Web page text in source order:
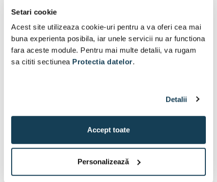
Setari cookie
Acest site utilizeaza cookie-uri pentru a va oferi cea mai
buna experienta posibila, iar unele servicii nu ar functiona
fara aceste module. Pentru mai multe detalii, va rugam
sa cititi sectiunea Protectia datelor.
Detalii
Accept toate
Personalizează
Gude 1425 x 0,65 x 10 mm | 6 db/inch | pa
nza fierastrau cu banda pentru lemn
Holzstar
2200 W |
Freze dibluri lemn